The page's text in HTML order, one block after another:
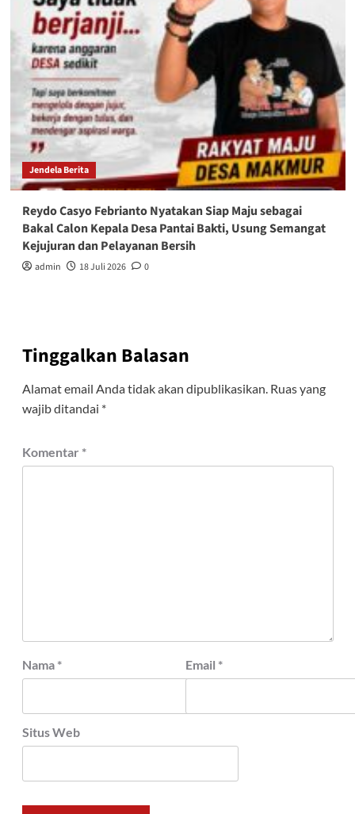
Jendela Berita
Reydo Casyo Febrianto Nyatakan Siap Maju sebagai
Bakal Calon Kepala Desa Pantai Bakti, Usung Semangat
Kejujuran dan Pelayanan Bersih
admin 18 Juli 2026 0
Tinggalkan Balasan
Alamat email Anda tidak akan dipublikasikan. Ruas yang
wajib ditandai *
Komentar *
Nama * Email *
Situs Web